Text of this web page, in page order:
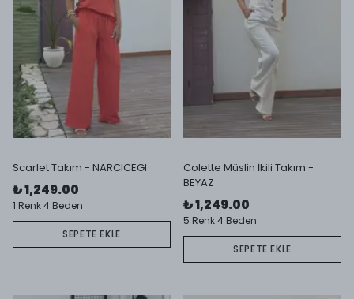
Scarlet Takım - NARCICEGI
₺ 1,249.00
1 Renk 4 Beden
SEPETE EKLE
Colette Müslin İkili Takım -
BEYAZ
₺ 1,249.00
5 Renk 4 Beden
SEPETE EKLE